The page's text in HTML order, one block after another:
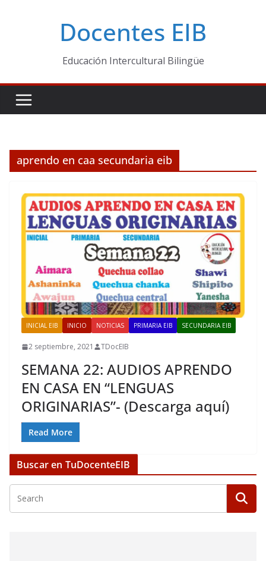
Docentes EIB
Educación Intercultural Bilingüe
aprendo en caa secundaria eib
INICIAL EIB INICIO NOTICIAS PRIMARIA EIB SECUNDARIA EIB
2 septiembre, 2021 TDocEIB
SEMANA 22: AUDIOS APRENDO
EN CASA EN “LENGUAS
ORIGINARIAS”- (Descarga aquí)
Read More
Buscar en TuDocenteEIB